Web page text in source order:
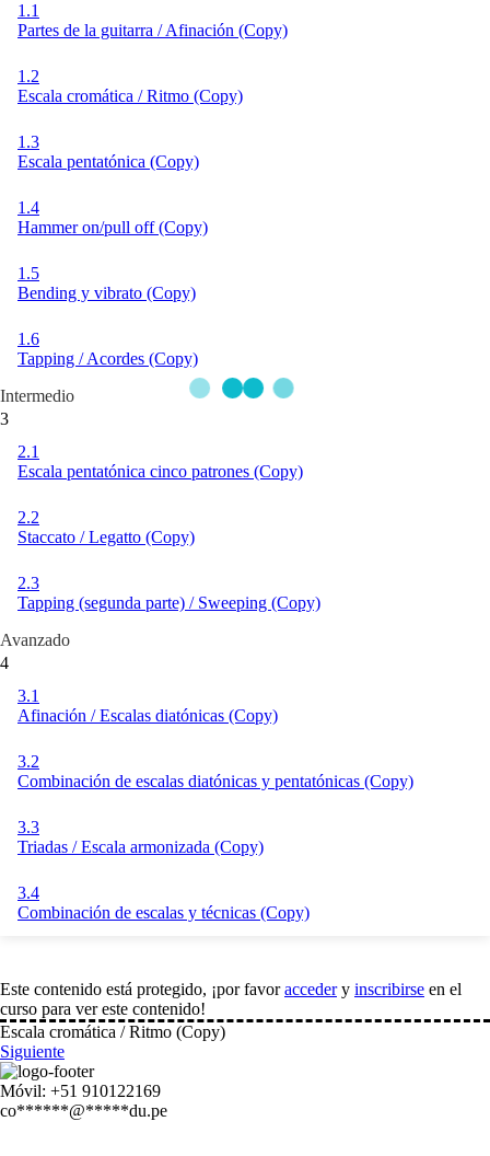
1.1
Partes de la guitarra / Afinación (Copy)
1.2
Escala cromática / Ritmo (Copy)
1.3
Escala pentatónica (Copy)
1.4
Hammer on/pull off (Copy)
1.5
Bending y vibrato (Copy)
1.6
Tapping / Acordes (Copy)
Intermedio
3
2.1
Escala pentatónica cinco patrones (Copy)
2.2
Staccato / Legatto (Copy)
2.3
Tapping (segunda parte) / Sweeping (Copy)
Avanzado
4
3.1
Afinación / Escalas diatónicas (Copy)
3.2
Combinación de escalas diatónicas y pentatónicas (Copy)
3.3
Triadas / Escala armonizada (Copy)
3.4
Combinación de escalas y técnicas (Copy)
Este contenido está protegido, ¡por favoraccedery inscribirse en el
curso para ver este contenido!
Escala cromática / Ritmo (Copy)
Siguiente
Móvil: +51 910122169
co******@*****du.pe